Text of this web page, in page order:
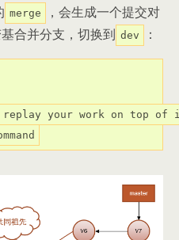
merge
，会生成一个提交对
合并分支，切换到 dev ：
your work on top of